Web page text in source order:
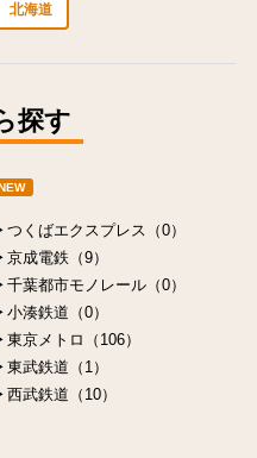
北海道
探す
つくばエクスプレス（0）
京成電鉄（9）
千葉都市モノレール（0）
小湊鉄道（0）
東京メトロ（106）
東武鉄道（1）
西武鉄道（10）